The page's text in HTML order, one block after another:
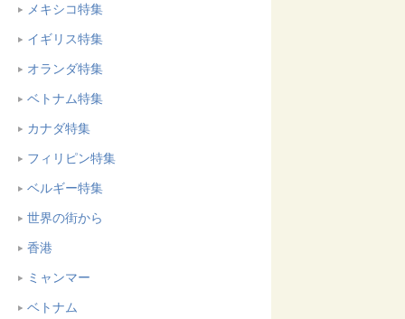
メキシコ特集
イギリス特集
オランダ特集
ベトナム特集
カナダ特集
フィリピン特集
ベルギー特集
世界の街から
香港
ミャンマー
ベトナム